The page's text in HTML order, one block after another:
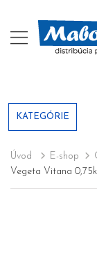
KATEGÓRIE
Úvod E-shop
Vegeta Vitana